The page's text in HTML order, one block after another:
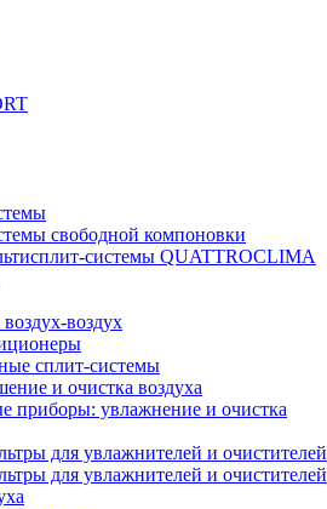
свободной компоновки
системы QUATTROCLIMA
воздух
сплит-системы
и очистка воздуха
приборы: увлажнение и очистка
для увлажнителей и очистителей
для увлажнителей и очистителей